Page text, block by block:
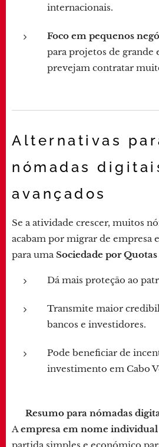
internacionais.
Foco em pequenos
para projetos de grande
prevejam contratar
Alternativas
nómadas
avançados
Se a atividade crescer, muitos
acabam por migrar de empresa
para umaSociedade por Quotas
Dá mais proteção ao
Transmite maior
bancos e investidores.
Pode beneficiar de
investimento em Cabo
Resumo para nómadas
Aempresa em nome individual